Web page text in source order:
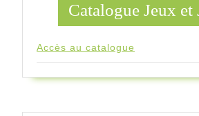
Catalogue Jeux et
Accès au catalogue